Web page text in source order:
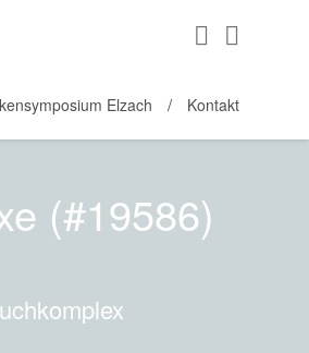
Elzach Kontakt
(#19586)